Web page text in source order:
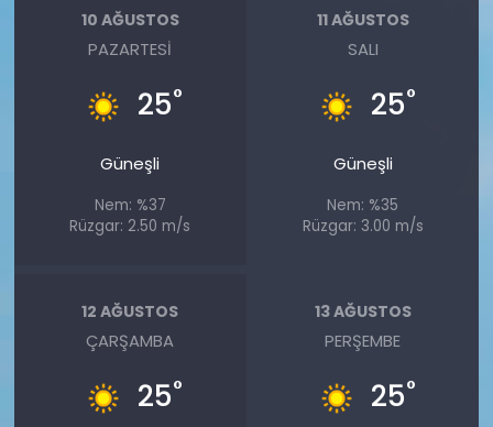
10 AĞUSTOS
PAZARTESI
25°
Güneşli
Nem: %37
Rüzgar: 2.50 m/s
11 AĞUSTOS
SALI
25°
Güneşli
Nem: %35
Rüzgar: 3.00 m/s
12 AĞUSTOS
ÇARŞAMBA
25°
13 AĞUSTOS
PERŞEMBE
25°